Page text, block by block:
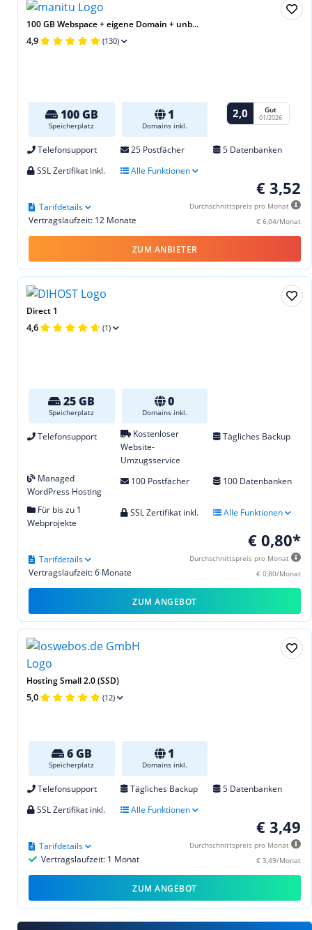
100 GB Webspace + eigene Domain + unb...
4,9 (130)
100 GB
Speicherplatz
1
Domains inkl.
2,0 Gut
01/2026
Telefonsupport 25 Postfächer
5 Datenbanken
SSL Zertifikat inkl.
Alle Funktionen
€ 3,52
Durchschnittspreis pro Monat
€ 6,04/Monat
Vertragslaufzeit: 12 Monate
Tarifdetails
ZUM ANBIETER
Direct 1
4,6 (1)
25 GB
Speicherplatz
0
Domains inkl.
Telefonsupport
Kostenloser
Website-
Umzugsservice
Tägliches Backup
Managed
WordPress Hosting
100 Postfächer 100 Datenbanken
Für bis zu 1
Webprojekte
SSL Zertifikat inkl. Alle Funktionen
€ 0,80*
Durchschnittspreis pro Monat
€ 0,80/Monat
Vertragslaufzeit: 6 Monate
Tarifdetails
ZUM ANGEBOT
Hosting Small 2.0 (SSD)
5,0 (12)
6 GB
Speicherplatz
1
Domains inkl.
Telefonsupport Tägliches Backup
5 Datenbanken
SSL Zertifikat inkl.
Alle Funktionen
€ 3,49
Durchschnittspreis pro Monat
€ 3,49/Monat
Vertragslaufzeit: 1 Monat
Tarifdetails
ZUM ANGEBOT